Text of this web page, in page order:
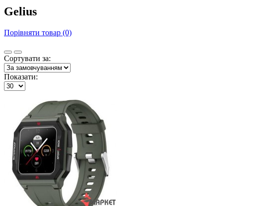
Gelius
Порівняти товар (0)
Сортувати за:
Показати: